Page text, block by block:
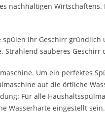
nachhaltigen
spülen Ihr Geschirr
sauberes Geschirr
Um ein perfektes
auf die örtliche
Für alle
Wasserhärte eingestellt